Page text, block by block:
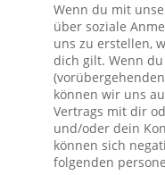
Wenn du mit
über soziale
uns zu erstellen,
dich gilt. Wenn
können wir uns
Vertrags mit dir
und/oder dein
können sich
folgenden